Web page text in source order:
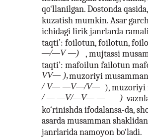
qo‘llanilgan. Dostonda
kuzatish mumkin. Asar
ichidagi lirik janrlarda
taqti’: foilotun, foilotun,
—/—V —)
, mujtassi
taqti’: mafoilun failotun
VV— ),muzoriyi
/ V— —V—/V— ), muzoriyi
/ — —V/—V— — )
ko‘rinishda ifodalansa-da,
asarda musamman
janrlarida namoyon bo‘ladi.